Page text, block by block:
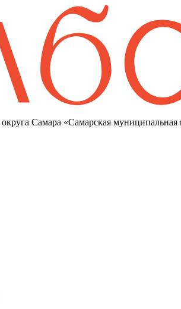
Самара «Самарская